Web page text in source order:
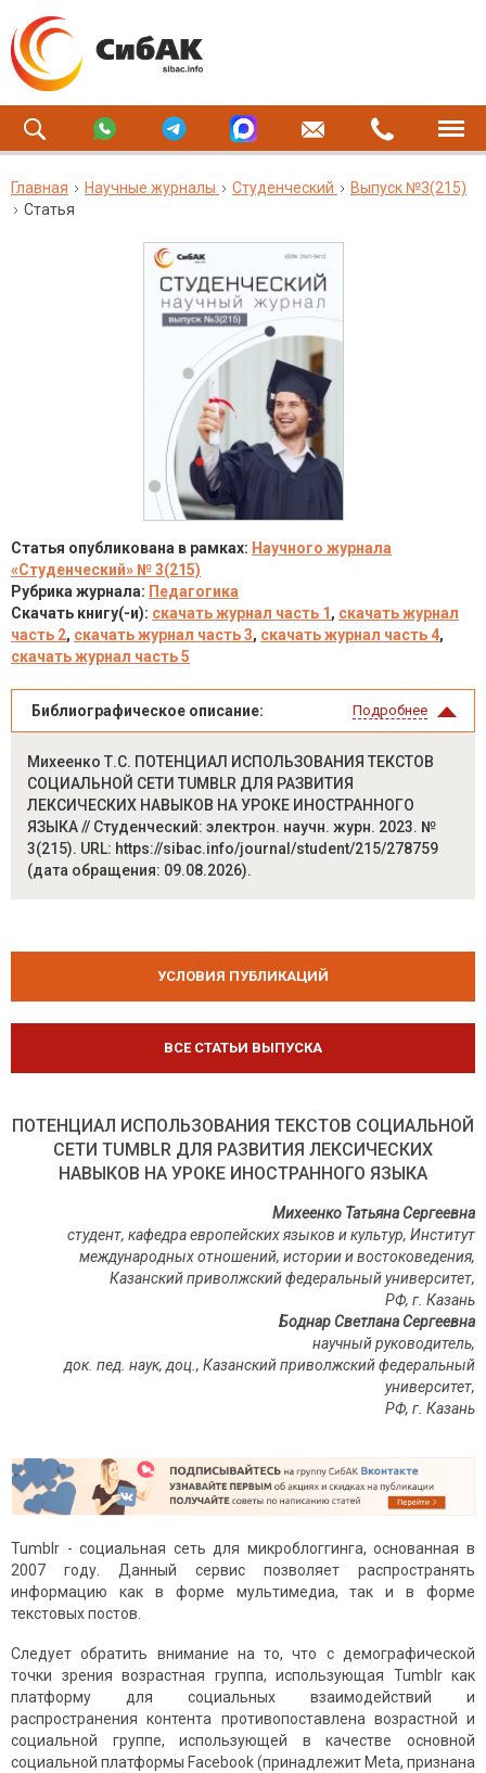
Главная Научные журналы Студенческий
Выпуск №3(215)
Статья
Статья опубликована в рамках: Научного журнала
«Студенческий» № 3(215)
Рубрика журнала: Педагогика
Скачать книгу(-и): скачать журнал часть 1 , скачать журнал
часть 2, скачать журнал часть 3, скачать журнал часть 4,
скачать журнал часть 5
Библиографическое описание: Подробнее
Михеенко Т.С. ПОТЕНЦИАЛ ИСПОЛЬЗОВАНИЯ ТЕКСТОВ
СОЦИАЛЬНОЙ СЕТИ TUMBLR ДЛЯ РАЗВИТИЯ
ЛЕКСИЧЕСКИХ НАВЫКОВ НА УРОКЕ ИНОСТРАННОГО
ЯЗЫКА // Студенческий: электрон. научн. журн. 2023. №
3(215). URL: https://sibac.info/journal/student/215/278759
(дата обращения: 09.08.2026).
УСЛОВИЯ ПУБЛИКАЦИЙ
ВСЕ СТАТЬИ ВЫПУСКА
ПОТЕНЦИАЛ ИСПОЛЬЗОВАНИЯ ТЕКСТОВ СОЦИАЛЬНОЙ
СЕТИ TUMBLR ДЛЯ РАЗВИТИЯ ЛЕКСИЧЕСКИХ
НАВЫКОВ НА УРОКЕ ИНОСТРАННОГО ЯЗЫКА
Михеенко Татьяна Сергеевна
студент, кафедра европейских языков и культур, Институт
международных отношений, истории и востоковедения,
Казанский приволжский федеральный университет,
РФ, г. Казань
Боднар Светлана Сергеевна
научный руководитель,
док. пед. наук, доц., Казанский приволжский федеральный
университет,
РФ, г. Казань
Tumblr - социальная сеть для микроблоггинга, основанная в
2007 году. Данный сервис позволяет распространять
информацию как в форме мультимедиа, так и в форме
текстовых постов.
Следует обратить внимание на то, что с демографической
точки зрения возрастная группа, использующая Tumblr как
платформу для социальных взаимодействий и
распространения контента противопоставлена возрастной и
социальной группе, использующей в качестве основной
социальной платформы Facebook(принадлежит Meta, признана